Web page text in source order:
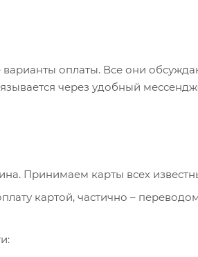
оплаты. Все они
через удобный
Принимаем карты всех
картой, частично –